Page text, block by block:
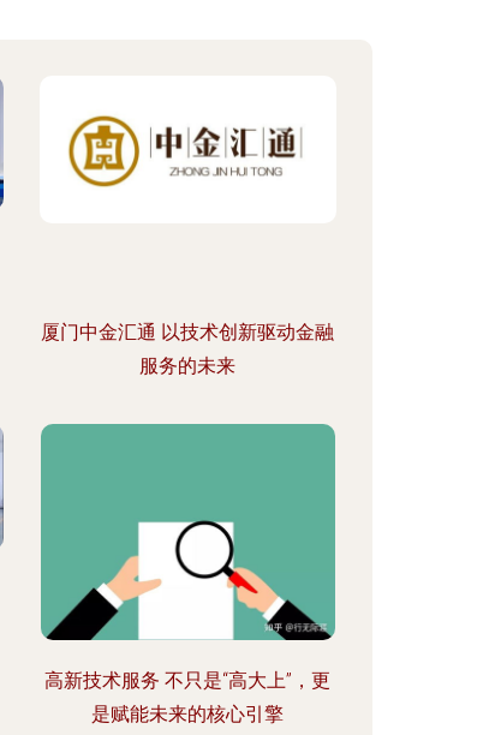
厦门中金汇通 以技术创新驱动金融
服务的未来
高新技术服务 不只是“高大上”，更
是赋能未来的核心引擎